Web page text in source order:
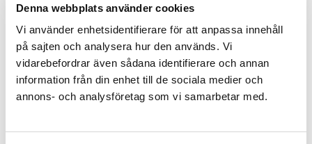
Denna webbplats använder cookies
Vi använder enhetsidentifierare för att anpassa innehåll
på sajten och analysera hur den används. Vi
vidarebefordrar även sådana identifierare och annan
information från din enhet till de sociala medier och
annons- och analysföretag som vi samarbetar med.
Giovanni Francesco Penni (1488 - 1528)
Konstnär/Tillverkare
Konstnär:Giovanni Francesco Penni (1488 - 1528)
Tidigare attribution: Giulio Romano (1499 - 1546)
Material / Teknik